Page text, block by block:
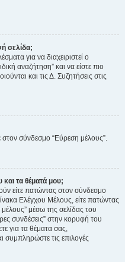
σελίδα;
για να διαχειριστεί ο
αναζήτηση” και να είστε πιο
και τις Δ. Συζητήσεις στις
στον σύνδεσμο “Εύρεση μέλους”.
τα θέματά μου;
είτε πατώντας στον σύνδεσμο
Ελέγχου Μέλους, είτε πατώντας
μέσω της σελίδας του
συνδέσεις” στην κορυφή του
για τα θέματα σας,
συμπληρώστε τις επιλογές